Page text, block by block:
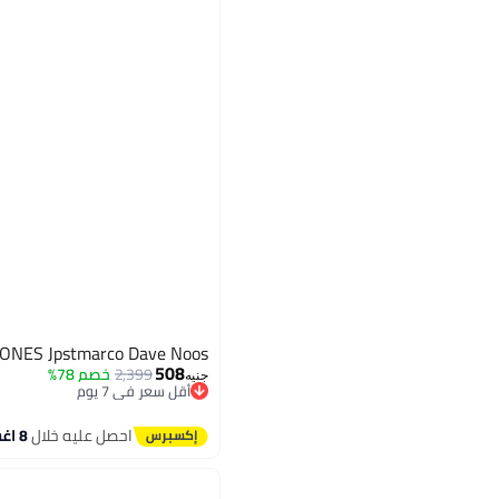
Jpstmarco Dave Noos
جنيه508
2,399خصم 78% أقل سعر في 7 يوم
توصيل مجاني
احصل عليه خلال8 اغسطس